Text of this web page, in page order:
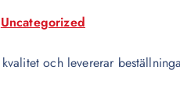
Uncategorized
och levererar